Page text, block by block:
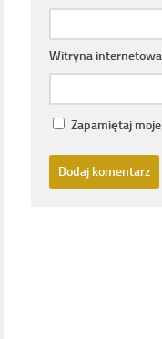
Witryna internetowa
Zapamiętaj